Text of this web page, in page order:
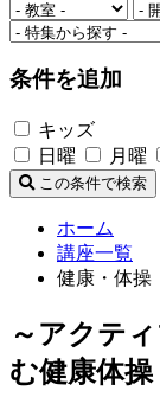
条件を追加
キッズ
日曜
月曜
この条件で検索
ホーム
講座一覧
健康・体操
～アクテ
む健康体操